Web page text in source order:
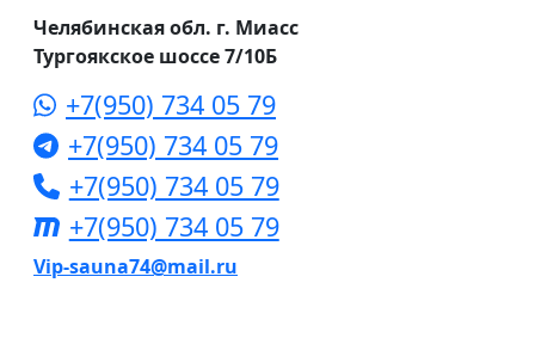
Челябинская обл. г. Миасс
Тургоякское шоссе 7/10Б
+7(950) 734 05 79
+7(950) 734 05 79
+7(950) 734 05 79
+7(950) 734 05 79
Vip-sauna74@mail.ru